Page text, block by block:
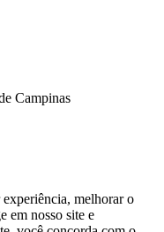
Campinas
melhorar o
em nosso site e